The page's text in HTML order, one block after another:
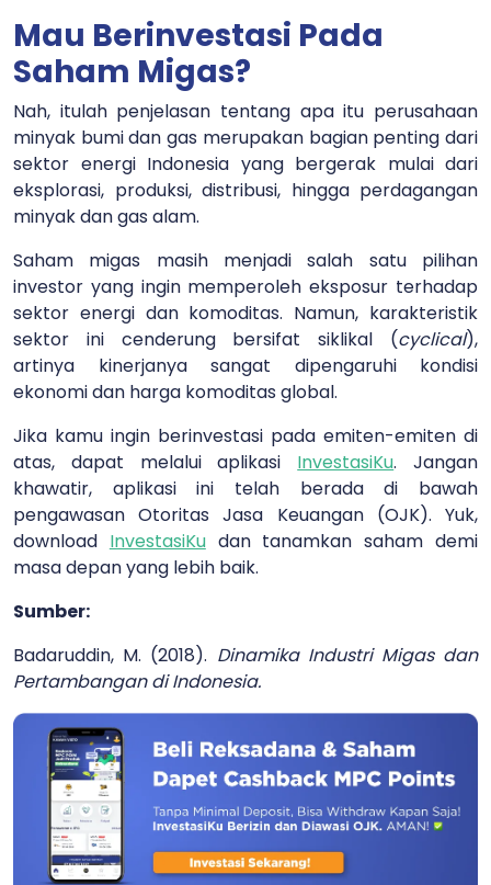
Mau Berinvestasi Pada
Saham Migas?
Nah, itulah penjelasan tentang apa itu perusahaan
minyak bumi dan gas merupakan bagian penting dari
sektor energi Indonesia yang bergerak mulai dari
eksplorasi, produksi, distribusi, hingga perdagangan
minyak dan gas alam.
Saham migas masih menjadi salah satu pilihan
investor yang ingin memperoleh eksposur terhadap
sektor energi dan komoditas. Namun, karakteristik
sektor ini cenderung bersifat siklikal (cyclical),
artinya kinerjanya sangat dipengaruhi kondisi
ekonomi dan harga komoditas global.
Jika kamu ingin berinvestasi pada emiten-emiten di
atas, dapat melaluiaplikasi InvestasiKu. Jangan
khawatir, aplikasi ini telah berada di bawah
pengawasan Otoritas Jasa Keuangan (OJK). Yuk,
download InvestasiKudan tanamkan saham demi
masa depan yang lebih baik.
Sumber:
Badaruddin, M. (2018). Dinamika Industri Migas dan
Pertambangan di Indonesia.